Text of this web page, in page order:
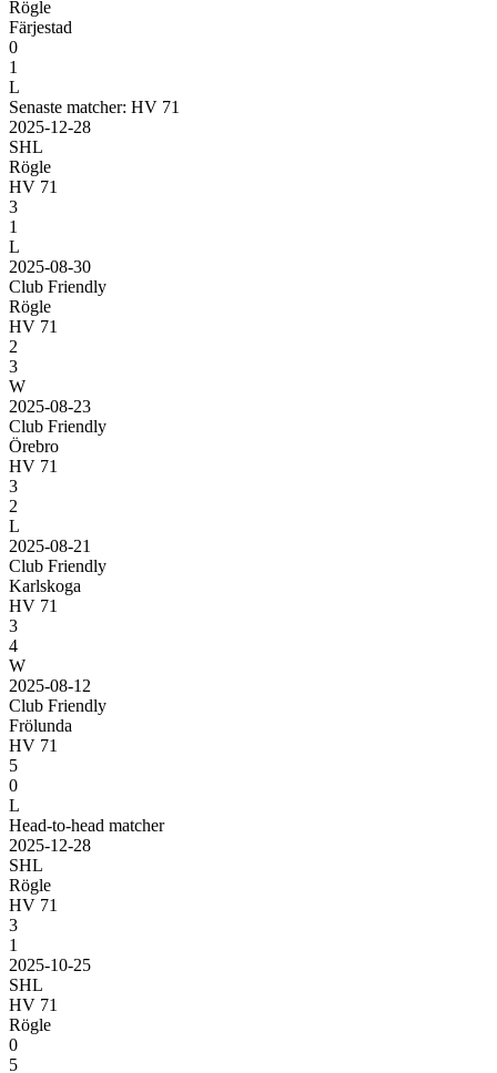
Rögle
Färjestad
0
1
L
Senaste matcher: HV 71
2025-12-28
SHL
Rögle
HV 71
3
1
L
2025-08-30
Club Friendly
Rögle
HV 71
2
3
W
2025-08-23
Club Friendly
Örebro
HV 71
3
2
L
2025-08-21
Club Friendly
Karlskoga
HV 71
3
4
W
2025-08-12
Club Friendly
Frölunda
HV 71
5
0
L
Head-to-head matcher
2025-12-28
SHL
Rögle
HV 71
3
1
2025-10-25
SHL
HV 71
Rögle
0
5